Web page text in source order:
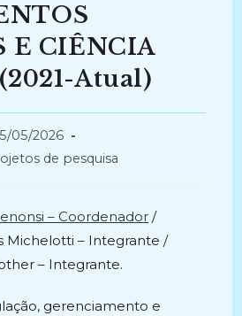
E CIÊNCIA
Atual)
05/2026
de pesquisa
– Coordenador /
Michelotti – Integrante /
– Integrante.
gerenciamento e